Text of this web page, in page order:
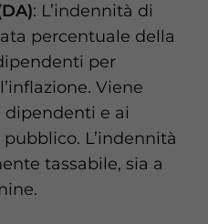
: L’indennità di
percentuale della
per
Viene
dipendenti e ai
L’indennità
tassabile, sia a